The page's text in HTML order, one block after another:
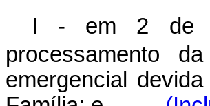
I ‐ em 2 de
processamento
emergencial